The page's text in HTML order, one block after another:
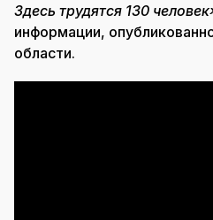
Здесь трудятся 130
информации,
области.